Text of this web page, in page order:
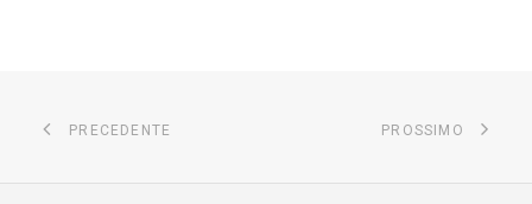
PRECEDENTE PROSSIMO